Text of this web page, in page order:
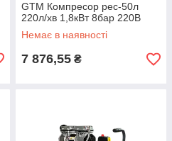
GTM Компресор рес-50л
220л/хв 1,8кВт 8бар 220В
Немає в наявності
7 876,55 ₴